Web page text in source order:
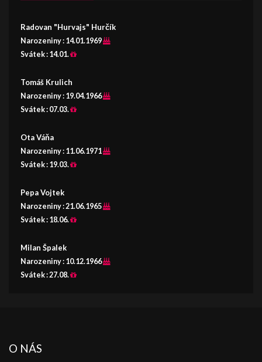
Radovan "Hurvajs" Hurčík
Narozeniny : 14.01.1969
Svátek : 14.01.
Tomáš Krulich
Narozeniny : 19.04.1966
Svátek : 07.03.
Ota Váňa
Narozeniny : 11.06.1971
Svátek : 19.03.
Pepa Vojtek
Narozeniny :21.06.1965
Svátek : 18.06.
Milan Špalek
Narozeniny : 10.12.1966
Svátek :27.08.
O NÁS